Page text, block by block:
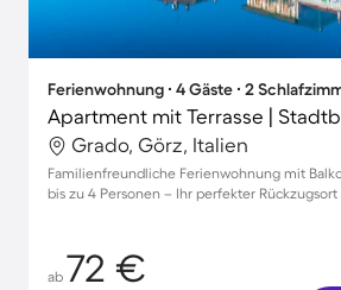
Ferienwohnung ∙ 4 Gäste ∙ 2
Apartment mit Terrasse |
Grado, Görz, Italien
Familienfreundliche Ferienwohnung mit
bis zu 4 Personen – Ihr perfekter Rückzugsort
ab 72 €